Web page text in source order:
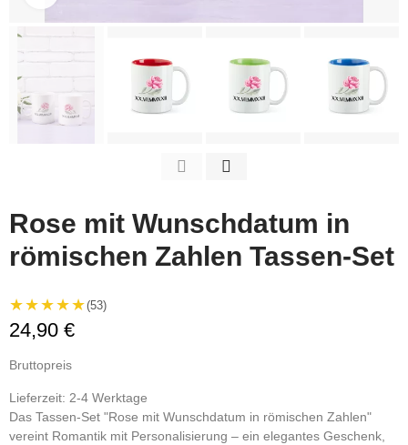
Rose mit Wunschdatum in
römischen Zahlen Tassen-Set
★★★★★(53)
24,90 €
Bruttopreis
Lieferzeit: 2-4 Werktage
Das Tassen-Set "Rose mit Wunschdatum in römischen Zahlen"
vereint Romantik mit Personalisierung – ein elegantes Geschenk,